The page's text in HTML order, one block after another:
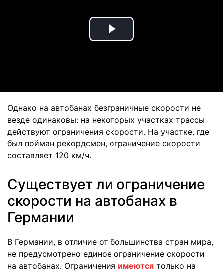
Play
Однако на автобанах безграничные скорости не
везде одинаковы: на некоторых участках трассы
действуют ограничения скорости. На участке, где
был пойман рекордсмен, ограничение скорости
составляет 120 км/ч.
Существует ли ограничение
скорости на автобанах в
Германии
В Германии, в отличие от большинства стран мира,
не предусмотрено единое ограничение скорости
на автобанах. Ограничения имеются только на